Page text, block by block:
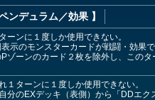
ンデュラム／効果 】
ーンに１度しか使用できない。
示のモンスターカードが戦闘・効果
ゾーンのカード２枚を除外し、この
ターンに１度しか使用できない。
のEXデッキ（表側）から「DDエ